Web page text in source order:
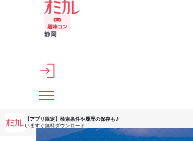
メインコンテンツへスキップ
静岡
【アプリ限定】 検索条件や履歴の保存も♪
いますぐ無料ダウンロード